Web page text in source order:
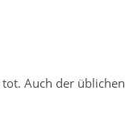
Auch der üblichen